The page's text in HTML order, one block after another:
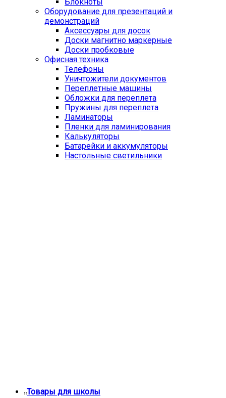
Блокноты
Оборудование для презентаций и
демонстраций
Аксессуары для досок
Доски магнитно маркерные
Доски пробковые
Офисная техника
Телефоны
Уничтожители документов
Переплетные машины
Обложки для переплета
Пружины для переплета
Ламинаторы
Пленки для ламинирования
Калькуляторы
Батарейки и аккумуляторы
Настольные светильники
Товары для школы